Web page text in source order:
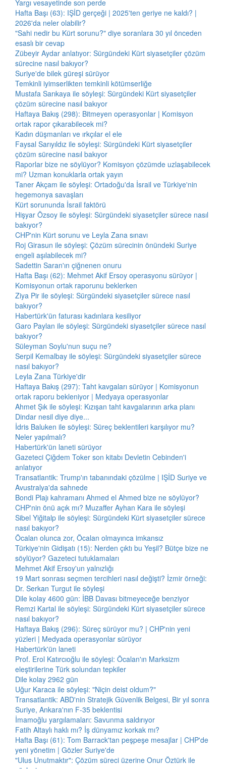
Yargı vesayetinde son perde
Hafta Başı (63): IŞİD gerçeği | 2025'ten geriye ne kaldı? |
2026'da neler olabilir?
"Sahi nedir bu Kürt sorunu?" diye soranlara 30 yıl önceden
esaslı bir cevap
Zübeyir Aydar anlatıyor: Sürgündeki Kürt siyasetçiler çözüm
sürecine nasıl bakıyor?
Suriye'de bilek güreşi sürüyor
Temkinli iyimserlikten temkinli kötümserliğe
Mustafa Sarıkaya ile söyleşi: Sürgündeki Kürt siyasetçiler
çözüm sürecine nasıl bakıyor
Haftaya Bakış (298): Bitmeyen operasyonlar | Komisyon
ortak rapor çıkarabilecek mi?
Kadın düşmanları ve ırkçılar el ele
Faysal Sarıyıldız ile söyleşi: Sürgündeki Kürt siyasetçiler
çözüm sürecine nasıl bakıyor
Raporlar bize ne söylüyor? Komisyon çözümde uzlaşabilecek
mi? Uzman konuklarla ortak yayın
Taner Akçam ile söyleşi: Ortadoğu'da İsrail ve Türkiye'nin
hegemonya savaşları
Kürt sorununda İsrail faktörü
Hişyar Özsoy ile söyleşi: Sürgündeki siyasetçiler sürece nasıl
bakıyor?
CHP'nin Kürt sorunu ve Leyla Zana sınavı
Roj Girasun ile söyleşi: Çözüm sürecinin önündeki Suriye
engeli aşılabilecek mi?
Sadettin Saran'ın çiğnenen onuru
Hafta Başı (62): Mehmet Akif Ersoy operasyonu sürüyor |
Komisyonun ortak raporunu beklerken
Ziya Pir ile söyleşi: Sürgündeki siyasetçiler sürece nasıl
bakıyor?
Habertürk'ün faturası kadınlara kesiliyor
Garo Paylan ile söyleşi: Sürgündeki siyasetçiler sürece nasıl
bakıyor?
Süleyman Soylu'nun suçu ne?
Serpil Kemalbay ile söyleşi: Sürgündeki siyasetçiler sürece
nasıl bakıyor?
Leyla Zana Türkiye'dir
Haftaya Bakış (297): Taht kavgaları sürüyor | Komisyonun
ortak raporu bekleniyor | Medyaya operasyonlar
Ahmet Şık ile söyleşi: Kızışan taht kavgalarının arka planı
Dindar nesil diye diye...
İdris Baluken ile söyleşi: Süreç beklentileri karşılıyor mu?
Neler yapılmalı?
Habertürk'ün laneti sürüyor
Gazeteci Çiğdem Toker son kitabı Devletin Cebinden'i
anlatıyor
Transatlantik: Trump'ın tabanındaki çözülme | IŞİD Suriye ve
Avustralya'da sahnede
Bondi Plajı kahramanı Ahmed el Ahmed bize ne söylüyor?
CHP'nin önü açık mı? Muzaffer Ayhan Kara ile söyleşi
Sibel Yiğitalp ile söyleşi: Sürgündeki Kürt siyasetçiler sürece
nasıl bakıyor?
Öcalan olunca zor, Öcalan olmayınca imkansız
Türkiye'nin Gidişatı (15): Nerden çıktı bu Yeşil? Bütçe bize ne
söylüyor? Gazeteci tutuklamaları
Mehmet Akif Ersoy'un yalnızlığı
19 Mart sonrası seçmen tercihleri nasıl değişti? İzmir örneği:
Dr. Serkan Turgut ile söyleşi
Dile kolay 4600 gün: İBB Davası bitmeyeceğe benziyor
Remzi Kartal ile söyleşi: Sürgündeki Kürt siyasetçiler sürece
nasıl bakıyor?
Haftaya Bakış (296): Süreç sürüyor mu? | CHP'nin yeni
yüzleri | Medyada operasyonlar sürüyor
Habertürk'ün laneti
Prof. Erol Katırcıoğlu ile söyleşi: Öcalan'ın Marksizm
eleştirilerine Türk solundan tepkiler
Dile kolay 2962 gün
Uğur Karaca ile söyleşi: "Niçin deist oldum?"
Transatlantik: ABD'nin Stratejik Güvenlik Belgesi, Bir yıl sonra
Suriye, Ankara'nın F-35 beklentisi
İmamoğlu yargılamaları: Savunma saldırıyor
Fatih Altaylı haklı mı? İş dünyamız korkak mı?
Hafta Başı (61): Tom Barrack'tan peşpeşe mesajlar | CHP'de
yeni yönetim | Gözler Suriye'de
"Ulus Unutmaktır": Çözüm süreci üzerine Onur Öztürk ile